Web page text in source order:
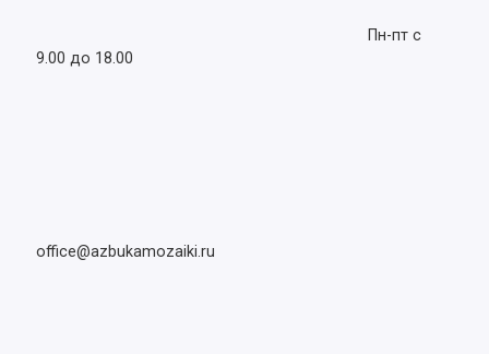
Пн-пт с
9.00 до 18.00
office@azbukamozaiki.ru